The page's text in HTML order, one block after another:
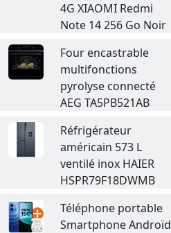
4G XIAOMI Redmi
Note 14 256 Go Noir
Four encastrable
multifonctions
pyrolyse connecté
AEG TA5PB521AB
Réfrigérateur
américain 573 L
ventilé inox HAIER
HSPR79F18DWMB
Téléphone portable
Smartphone Androïd